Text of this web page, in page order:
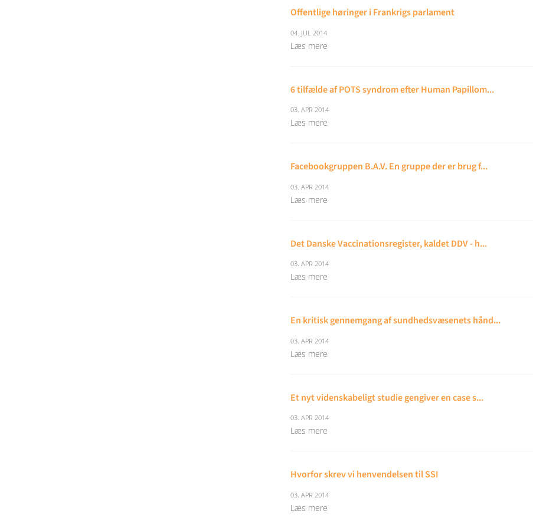
Offentlige høringer i Frankrigs parlament
04. JUL 2014
Læs mere
6 tilfælde af POTS syndrom efter Human Papillom...
03. APR 2014
Læs mere
Facebookgruppen B.A.V. En gruppe der er brug f...
03. APR 2014
Læs mere
Det Danske Vaccinationsregister, kaldet DDV - h...
03. APR 2014
Læs mere
En kritisk gennemgang af sundhedsvæsenets hånd...
03. APR 2014
Læs mere
Et nyt videnskabeligt studie gengiver en case s...
03. APR 2014
Læs mere
Hvorfor skrev vi henvendelsen til SSI
03. APR 2014
Læs mere